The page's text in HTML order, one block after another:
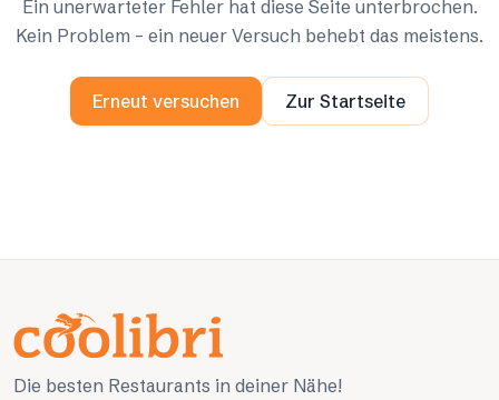
Ein unerwarteter Fehler hat diese Seite unterbrochen.
Kein Problem – ein neuer Versuch behebt das meistens.
Erneut versuchen Zur Startseite
Die besten Restaurants in deiner Nähe!